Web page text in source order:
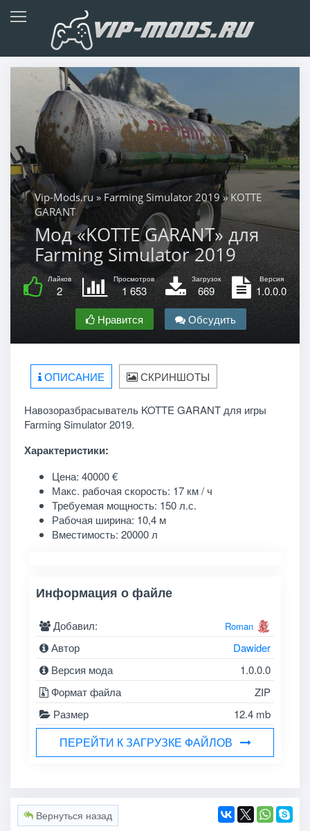
Vip-Mods.ru » Farming Simulator 2019» KOTTE
GARANT
Мод «KOTTE GARANT» для
Farming Simulator 2019
Лайков
2
Просмотров
1 653
Загрузок
669
Версия
1.0.0.0
Нравится
Обсудить
ОПИСАНИЕ СКРИНШОТЫ
Навозоразбрасыватель KOTTE GARANT для игры
Farming Simulator 2019.
Характеристики:
Цена: 40000 €
Макс. рабочая скорость: 17 км / ч
Требуемая мощность: 150 л.с.
Рабочая ширина: 10,4 м
Вместимость: 20000 л
Информация о файле
Добавил: Roman
Автор
Dawider
Версия мода
1.0.0.0
Формат файла
ZIP
Размер
12.4 mb
ПЕРЕЙТИ К ЗАГРУЗКЕ ФАЙЛОВ
Вернуться назад